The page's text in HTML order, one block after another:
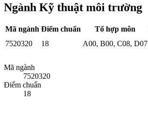
Ngành Kỹ thuật môi trường
Mã ngành Điểm chuẩn Tổ hợp môn
7520320
18 A00, B00, C08, D07
Mã ngành
7520320
Điểm chuẩn
18